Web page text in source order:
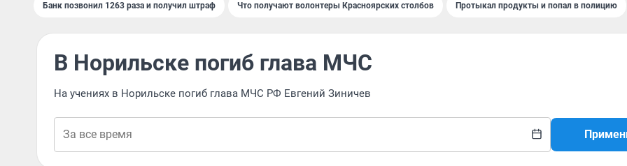
Банк позвонил 1263 раза и получил штраф Что получают волонтеры Красноярских столбов Протыкал продукты и попал в полицию
В Норильске погиб глава МЧС
На учениях в Норильске погиб глава МЧС РФ Евгений Зиничев